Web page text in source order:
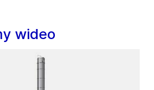
wideo